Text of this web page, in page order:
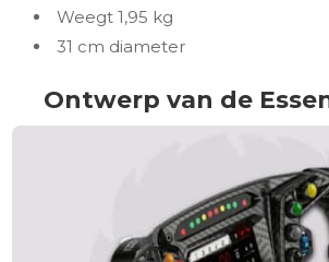
Weegt 1,95 kg
31 cm diameter
Ontwerp van de